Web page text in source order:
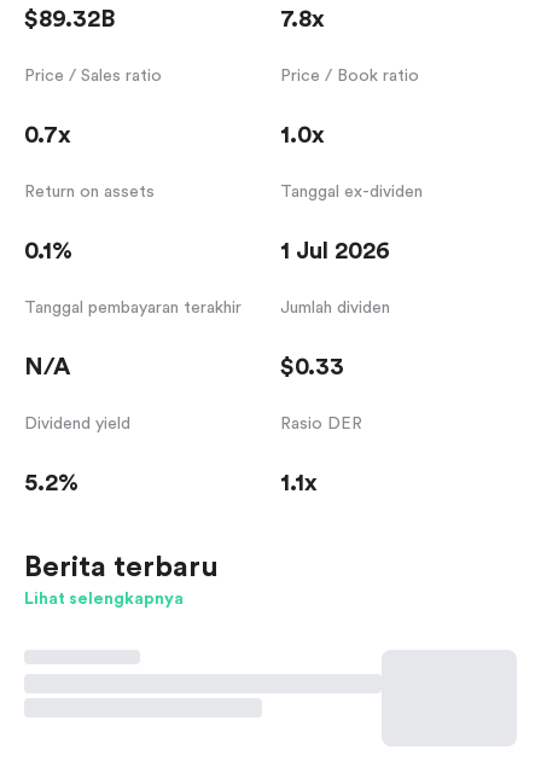
$89.32B 7.8x
Price / Sales ratio
0.7x
Price / Book ratio
1.0x
Return on assets
0.1%
Tanggal ex-dividen
1 Jul 2026
Tanggal pembayaran terakhir
N/A
Jumlah dividen
$0.33
Dividend yield
5.2%
Rasio DER
1.1x
Berita terbaru
Lihat selengkapnya